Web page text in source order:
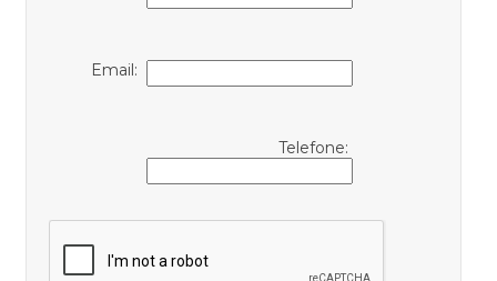
Email:
Telefone: